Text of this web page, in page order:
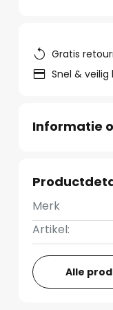
Gratis
Snel &
Informatie
Merk
Artikel:
Alle